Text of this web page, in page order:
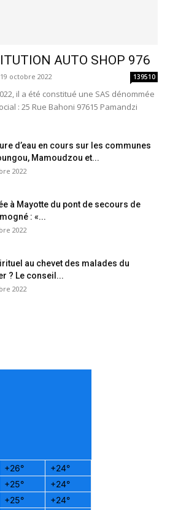
AUTO SHOP 976
19 octobre 2022 139510
il a été constitué une SAS dénommée
: 25 Rue Bahoni 97615 Pamandzi
d’eau en cours sur les communes
Mamoudzou et...
2022
à Mayotte du pont de secours de
: «...
2022
au chevet des malades du
? Le conseil...
2022
+26° +24°
+25° +24°
+25° +24°